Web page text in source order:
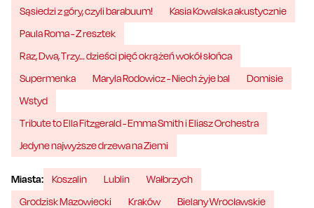
Sąsiedzi z góry, czyli barabuum!
Kasia Kowalska akustycznie
Paula Roma - Z resztek
Raz, Dwa, Trzy… dzieści pięć okrążeń wokół słońca
Supermenka
Maryla Rodowicz - Niech żyje bal
Domisie
Wstyd
Tribute to Ella Fitzgerald - Emma Smith i Eliasz Orchestra
Jedyne najwyższe drzewa na Ziemi
Miasta: Koszalin Lublin
Wałbrzych
Grodzisk Mazowiecki
Kraków
Bielany Wrocławskie